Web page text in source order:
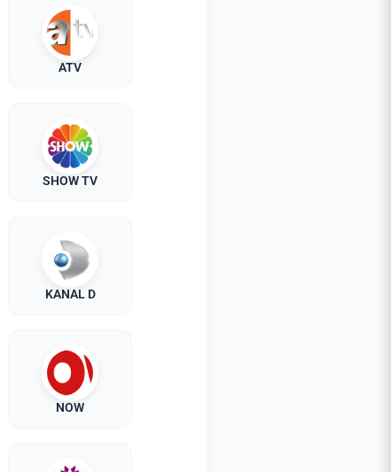
ATV
SHOW TV
KANAL D
NOW